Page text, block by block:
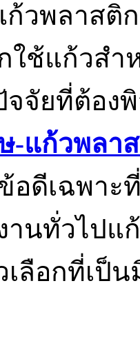
วพลาสติ
ใช้แก้วสำ
จจัยที่ต้อง
-แก้วพลา
ดีเฉพาะ
านทั่วไปแ
เลือกที่เป็